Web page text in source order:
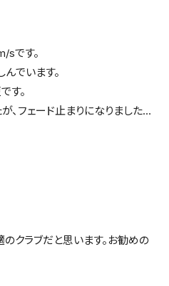
sです。
でいます。
す。
フェード止まりになりました。
感じるクラブです。
クラブだと思います。お勧めの